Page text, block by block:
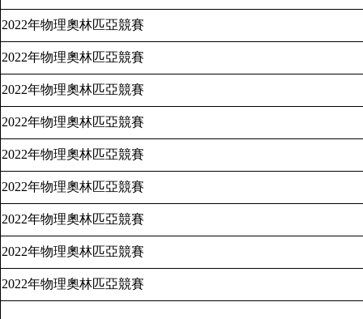
2022年物理奧林匹亞競賽
2022年物理奧林匹亞競賽
2022年物理奧林匹亞競賽
2022年物理奧林匹亞競賽
2022年物理奧林匹亞競賽
2022年物理奧林匹亞競賽
2022年物理奧林匹亞競賽
2022年物理奧林匹亞競賽
2022年物理奧林匹亞競賽